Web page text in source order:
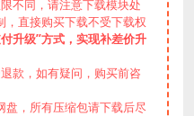
不同，请注意下载模块处
，直接购买下载不受下载权
升级”方式，实现补差价升
款，如有疑问，购买前咨
盘，所有压缩包请下载后尽